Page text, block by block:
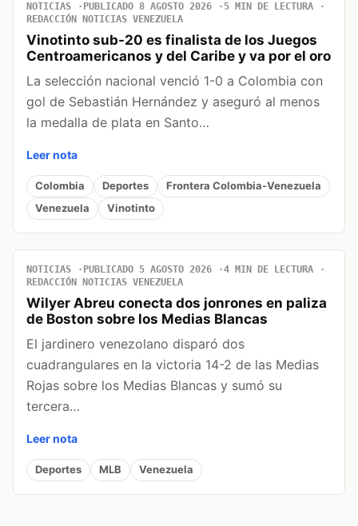
NOTICIAS PUBLICADO 8 AGOSTO 2026
5 MIN DE LECTURA
REDACCIÓN NOTICIAS VENEZUELA
Vinotinto sub-20 es finalista de los Juegos
Centroamericanos y del Caribe y va por el oro
La selección nacional venció 1-0 a Colombia con
gol de Sebastián Hernández y aseguró al menos
la medalla de plata en Santo…
Leer nota
Colombia Deportes
Frontera Colombia-Venezuela
Venezuela
Vinotinto
NOTICIAS PUBLICADO 5 AGOSTO 2026
4 MIN DE LECTURA
REDACCIÓN NOTICIAS VENEZUELA
Wilyer Abreu conecta dos jonrones en paliza
de Boston sobre los Medias Blancas
El jardinero venezolano disparó dos
cuadrangulares en la victoria 14-2 de las Medias
Rojas sobre los Medias Blancas y sumó su
tercera…
Leer nota
Deportes MLB Venezuela